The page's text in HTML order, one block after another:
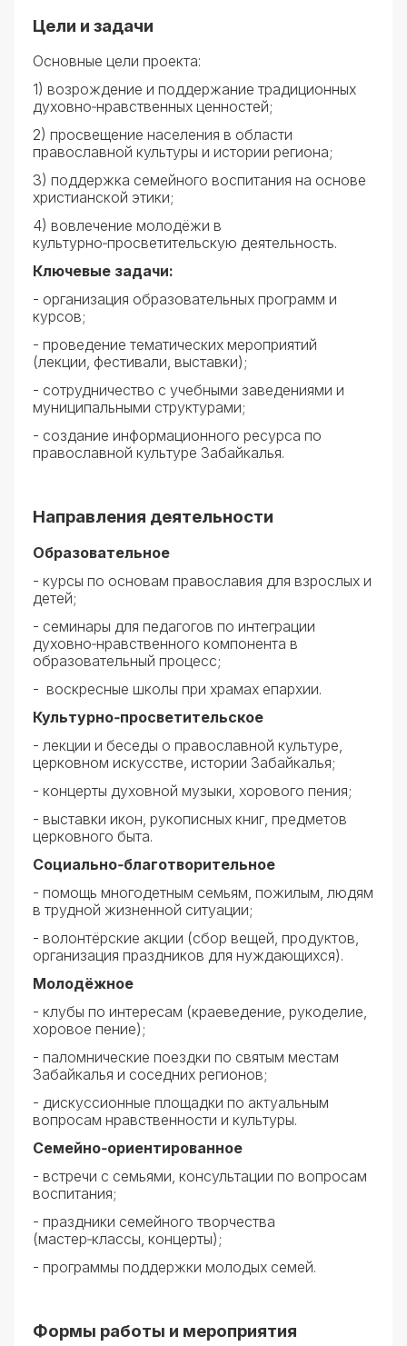
Цели и задачи
Основные цели проекта:
1) возрождение и поддержание традиционных
духовно‑нравственных ценностей;
2) просвещение населения в области
православной культуры и истории региона;
3) поддержка семейного воспитания на основе
христианской этики;
4) вовлечение молодёжи в
культурно‑просветительскую деятельность.
Ключевые задачи:
- организация образовательных программ и
курсов;
- проведение тематических мероприятий
(лекции, фестивали, выставки);
- сотрудничество с учебными заведениями и
муниципальными структурами;
- создание информационного ресурса по
православной культуре Забайкалья.
Направления деятельности
Образовательное
- курсы по основам православия для взрослых и
детей;
- семинары для педагогов по интеграции
духовно‑нравственного компонента в
образовательный процесс;
- воскресные школы при храмах епархии.
Культурно‑просветительское
- лекции и беседы о православной культуре,
церковном искусстве, истории Забайкалья;
- концерты духовной музыки, хорового пения;
- выставки икон, рукописных книг, предметов
церковного быта.
Социально‑благотворительное
- помощь многодетным семьям, пожилым, людям
в трудной жизненной ситуации;
- волонтёрские акции (сбор вещей, продуктов,
организация праздников для нуждающихся).
Молодёжное
- клубы по интересам (краеведение, рукоделие,
хоровое пение);
- паломнические поездки по святым местам
Забайкалья и соседних регионов;
- дискуссионные площадки по актуальным
вопросам нравственности и культуры.
Семейно‑ориентированное
- встречи с семьями, консультации по вопросам
воспитания;
- праздники семейного творчества
(мастер‑классы, концерты);
- программы поддержки молодых семей.
Формы работы и мероприятия